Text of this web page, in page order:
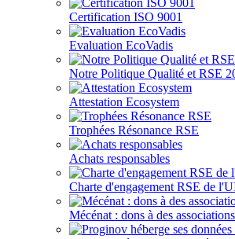
Certification ISO 9001
Evaluation EcoVadis
Notre Politique Qualité et RSE
Attestation Ecosystem
Trophées Résonance RSE
Achats responsables
Charte d'engagement RSE de
Mécénat : dons à des associations